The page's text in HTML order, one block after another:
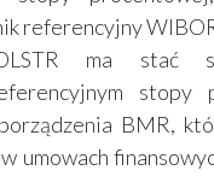
referencyjny
ma stać
stopy
BMR,
umowach